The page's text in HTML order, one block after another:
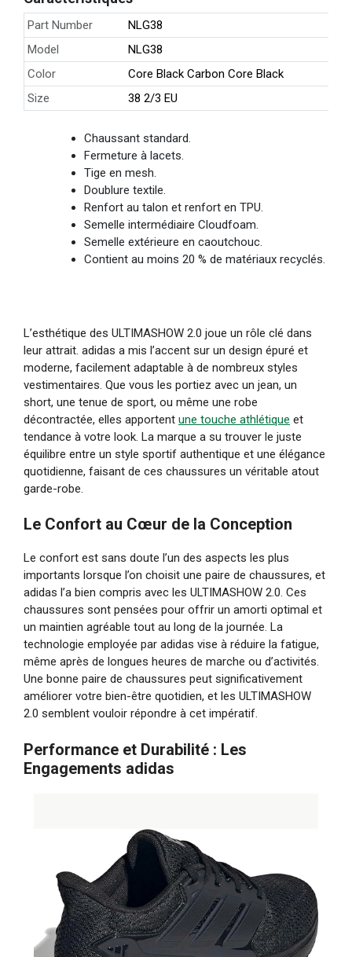
Part Number
NLG38
Model
NLG38
Color
Core Black Carbon Core Black
Size
38 2/3 EU
Chaussant standard.
Fermeture à lacets.
Tige en mesh.
Doublure textile.
Renfort au talon et renfort en TPU.
Semelle intermédiaire Cloudfoam.
Semelle extérieure en caoutchouc.
Contient au moins 20 % de matériaux recyclés.
L’esthétique des ULTIMASHOW 2.0 joue un rôle clé dans
leur attrait. adidas a mis l’accent sur un design épuré et
moderne, facilement adaptable à de nombreux styles
vestimentaires. Que vous les portiez avec un jean, un
short, une tenue de sport, ou même une robe
décontractée, elles apportent une touche athlétique et
tendance à votre look. La marque a su trouver le juste
équilibre entre un style sportif authentique et une élégance
quotidienne, faisant de ces chaussures un véritable atout
garde-robe.
Le Confort au Cœur de la Conception
Le confort est sans doute l’un des aspects les plus
importants lorsque l’on choisit une paire de chaussures, et
adidas l’a bien compris avec les ULTIMASHOW 2.0. Ces
chaussures sont pensées pour offrir un amorti optimal et
un maintien agréable tout au long de la journée. La
technologie employée par adidas vise à réduire la fatigue,
même après de longues heures de marche ou d’activités.
Une bonne paire de chaussures peut significativement
améliorer votre bien-être quotidien, et les ULTIMASHOW
2.0 semblent vouloir répondre à cet impératif.
Performance et Durabilité : Les
Engagements adidas